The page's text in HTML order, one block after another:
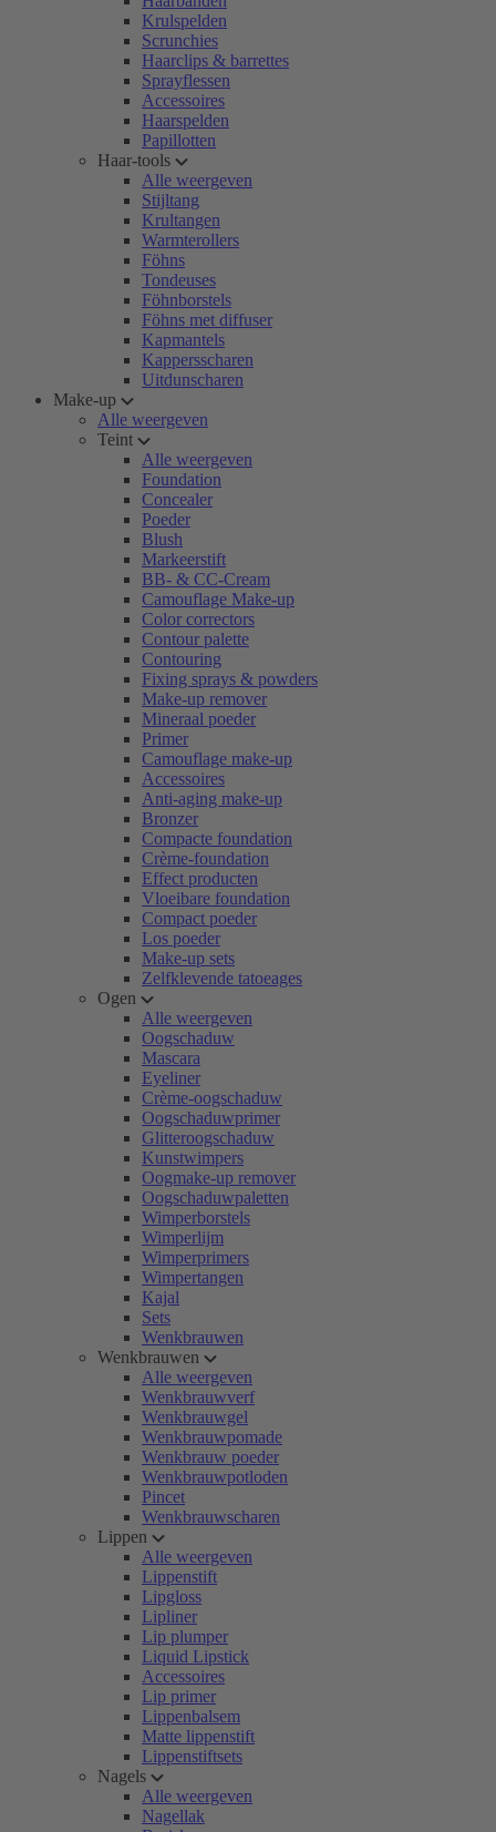
Krulspelden
Scrunchies
Haarclips & barrettes
Sprayflessen
Accessoires
Haarspelden
Papillotten
Haar-tools
Alle weergeven
Stijltang
Krultangen
Warmterollers
Föhns
Tondeuses
Föhnborstels
Föhns met diffuser
Kapmantels
Kappersscharen
Uitdunscharen
Make-up
Alle weergeven
Teint
Alle weergeven
Foundation
Concealer
Poeder
Blush
Markeerstift
BB- & CC-Cream
Camouflage Make-up
Color correctors
Contour palette
Contouring
Fixing sprays & powders
Make-up remover
Mineraal poeder
Primer
Camouflage make-up
Accessoires
Anti-aging make-up
Bronzer
Compacte foundation
Crème-foundation
Effect producten
Vloeibare foundation
Compact poeder
Los poeder
Make-up sets
Zelfklevende tatoeages
Ogen
Alle weergeven
Oogschaduw
Mascara
Eyeliner
Crème-oogschaduw
Oogschaduwprimer
Glitteroogschaduw
Kunstwimpers
Oogmake-up remover
Oogschaduwpaletten
Wimperborstels
Wimperlijm
Wimperprimers
Wimpertangen
Kajal
Sets
Wenkbrauwen
Wenkbrauwen
Alle weergeven
Wenkbrauwverf
Wenkbrauwgel
Wenkbrauwpomade
Wenkbrauw poeder
Wenkbrauwpotloden
Pincet
Wenkbrauwscharen
Lippen
Alle weergeven
Lippenstift
Lipgloss
Lipliner
Lip plumper
Liquid Lipstick
Accessoires
Lip primer
Lippenbalsem
Matte lippenstift
Lippenstiftsets
Nagels
Alle weergeven
Nagellak